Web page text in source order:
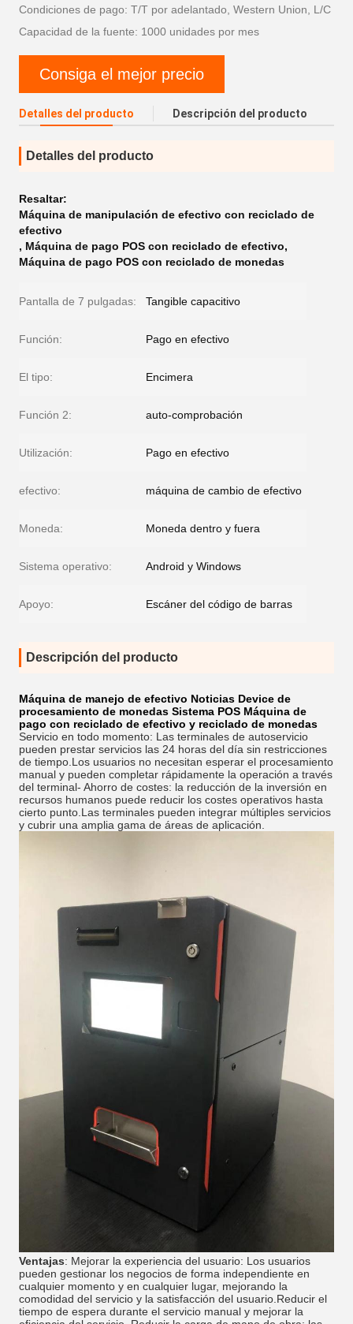
Condiciones de pago: T/T por adelantado, Western Union, L/C
Capacidad de la fuente: 1000 unidades por mes
Consiga el mejor precio
Detalles del producto Descripción del producto
Detalles del producto
Resaltar:
Máquina de manipulación de efectivo con reciclado de
efectivo
, Máquina de pago POS con reciclado de efectivo,
Máquina de pago POS con reciclado de monedas
Pantalla de 7 pulgadas: Tangible capacitivo
Función: Pago en efectivo
El tipo: Encimera
Función 2: auto-comprobación
Utilización: Pago en efectivo
efectivo: máquina de cambio de efectivo
Moneda: Moneda dentro y fuera
Sistema operativo: Android y Windows
Apoyo: Escáner del código de barras
Descripción del producto
Máquina de manejo de efectivo Noticias Device de
procesamiento de monedas Sistema POS Máquina de
pago con reciclado de efectivo y reciclado de monedas
Servicio en todo momento: Las terminales de autoservicio
pueden prestar servicios las 24 horas del día sin restricciones
de tiempo.Los usuarios no necesitan esperar el procesamiento
manual y pueden completar rápidamente la operación a través
del terminal- Ahorro de costes: la reducción de la inversión en
recursos humanos puede reducir los costes operativos hasta
cierto punto.Las terminales pueden integrar múltiples servicios
y cubrir una amplia gama de áreas de aplicación.
Ventajas: Mejorar la experiencia del usuario: Los usuarios
pueden gestionar los negocios de forma independiente en
cualquier momento y en cualquier lugar, mejorando la
comodidad del servicio y la satisfacción del usuario.Reducir el
tiempo de espera durante el servicio manual y mejorar la